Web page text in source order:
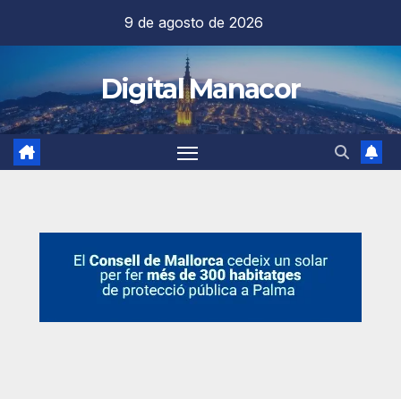
contenido
9 de agosto de 2026
Digital Manacor